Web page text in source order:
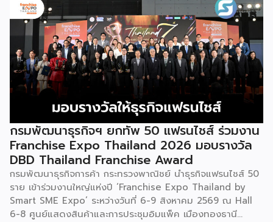
กรมพัฒนาธุรกิจฯ ยกทัพ 50 แฟรนไชส์ ร่วมงาน
Franchise Expo Thailand 2026 มอบรางวัล
DBD Thailand Franchise Award
กรมพัฒนาธุรกิจการค้า กระทรวงพาณิชย์ นำธุรกิจแฟรนไชส์ 50
ราย เข้าร่วมงานใหญ่แห่งปี ‘Franchise Expo Thailand by
Smart SME Expo’ ระหว่างวันที่ 6-9 สิงหาคม 2569 ณ Hall
6-8 ศูนย์แสดงสินค้าและการประชุมอิมแพ็ค เมืองทองธานี